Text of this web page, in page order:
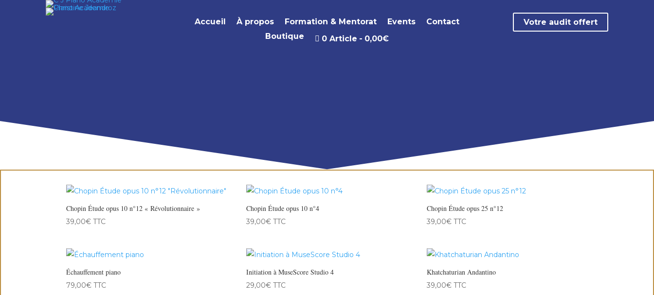
Accueil À propos Formation & Mentorat Events
Contact
Boutique
0 Article 0,00€
Votre audit offert
Chopin Étude opus 10 n°12 « Révolutionnaire »
39,00€ TTC
Chopin Étude opus 10 n°4
39,00€ TTC
Chopin Étude opus 25 n°12
39,00€ TTC
Échauffement piano
79,00€ TTC
Initiation à MuseScore Studio 4
29,00€ TTC
Khatchaturian Andantino
39,00€ TTC